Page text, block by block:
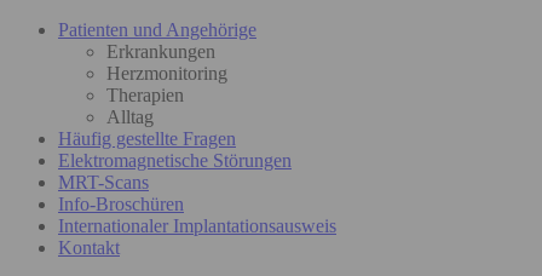
Patienten und Angehörige
Erkrankungen
Herzmonitoring
Therapien
Alltag
Häufig gestellte Fragen
Elektromagnetische Störungen
MRT-Scans
Info-Broschüren
Internationaler Implantationsausweis
Kontakt